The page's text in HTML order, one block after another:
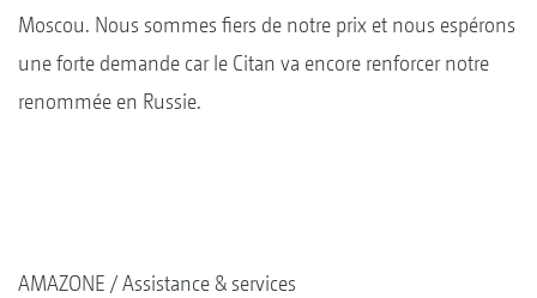
Moscou. Nous sommes fiers de notre prix et nous espérons
une forte demande car le Citan va encore renforcer notre
renommée en Russie.
AMAZONE Assistance & services